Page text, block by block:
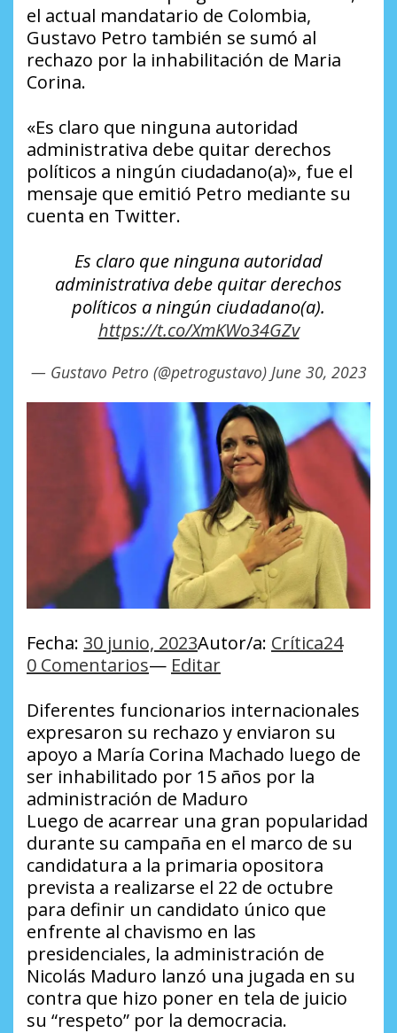
el actual mandatario de Colombia,
Gustavo Petro también se sumó al
rechazo por la inhabilitación de Maria
Corina.
«Es claro que ninguna autoridad
administrativa debe quitar derechos
políticos a ningún ciudadano(a)», fue el
mensaje que emitió Petro mediante su
cuenta en Twitter.
Es claro que ninguna autoridad
administrativa debe quitar derechos
políticos a ningún ciudadano(a).
https://t.co/XmKWo34GZv
— Gustavo Petro (@petrogustavo) June 30, 2023
Fecha: 30 junio, 2023Autor/a: Crítica24
0 Comentarios— Editar
Diferentes funcionarios internacionales
expresaron su rechazo y enviaron su
apoyo a María Corina Machado luego de
ser inhabilitado por 15 años por la
administración de Maduro
Luego de acarrear una gran popularidad
durante su campaña en el marco de su
candidatura a la primaria opositora
prevista a realizarse el 22 de octubre
para definir un candidato único que
enfrente al chavismo en las
presidenciales, la administración de
Nicolás Maduro lanzó una jugada en su
contra que hizo poner en tela de juicio
su “respeto” por la democracia.